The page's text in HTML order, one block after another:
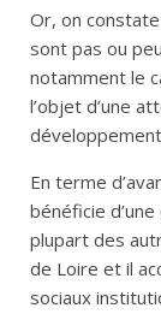
Or, on
sont pas ou
notamment le
l’objet d’une
En terme
bénéficie
plupart des
de Loire et il
sociaux